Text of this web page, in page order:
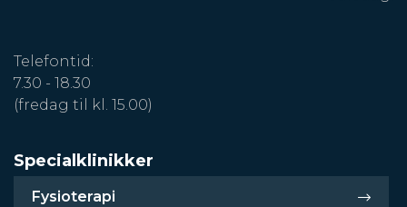
Telefontid:
7.30 - 18.30
(fredag til kl. 15.00)
Specialklinikker
Fysioterapi